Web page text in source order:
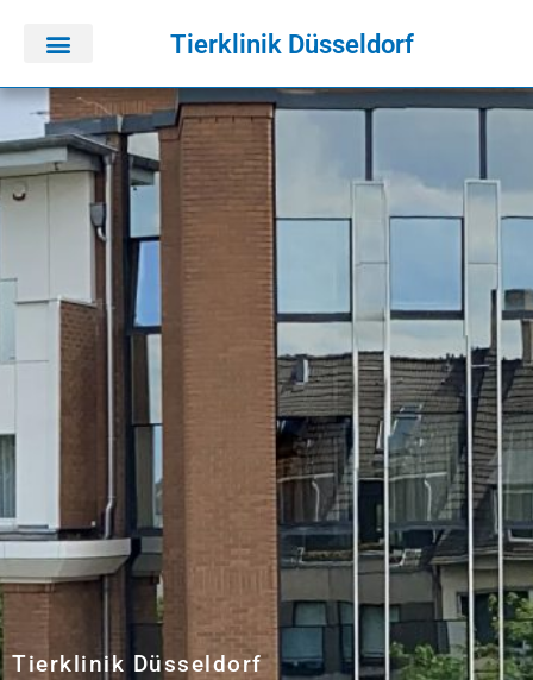
Tierklinik Düsseldorf
Tierklinik Düsseldorf